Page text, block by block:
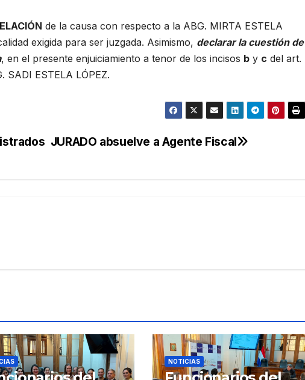
de la causa con respecto a la ABG. MIRTA ESTELA
exigida para ser juzgada. Asimismo, declarar la cuestión de
, en el presente enjuiciamiento a tenor de los incisos b y c del art.
ESTELA LÓPEZ.
JURADO absuelve a Agente Fiscal
NOTICIAS